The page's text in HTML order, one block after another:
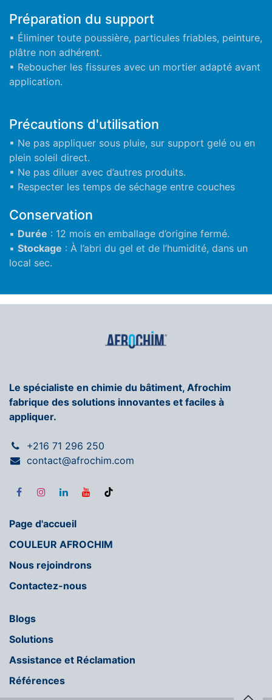
Préparation du support
▪ Éliminer toute poussière, particules friables, peinture,
plâtre non adhérent.
▪ Reboucher les fissures avec un mortier adapté avant
application.
Précautions d'utilisation
▪ Ne pas appliquer sous pluie, sur support gelé ou en
plein soleil direct.
▪ Ne pas diluer avec d’autres produits.
▪ Respecter les temps de séchage entre couches
Conservation
▪ Durée : 12 mois en emballage d’origine fermé.
▪ Stockage : À l’abri du gel et de l’humidité, dans un
local sec.
Le spécialiste en chimie du bâtiment, Afrochim
fabrique des solutions innovantes et faciles à
appliquer.
+216 71 296 250
contact@afrochim.com
Page d'accueil
COULEUR AFROCHIM
Nous rejoindrons
Contactez-nous
Blogs
Solutions
Assistance et Réclamation
Références